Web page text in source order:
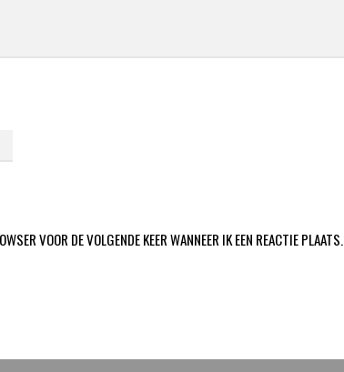
VOOR DE VOLGENDE KEER WANNEER IK EEN REACTIE PLAATS.